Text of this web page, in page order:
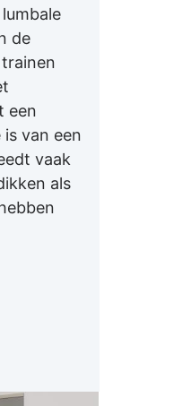
de
een
van een
vaak
als